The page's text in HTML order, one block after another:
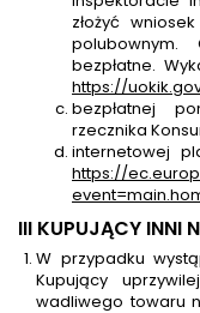
złożyć
bezpłatne.
https://
bezpłatnej
rzecznika
internetowej
https://
III KUPUJĄCY INNI
W przypadku
Kupujący
wadliwego towaru